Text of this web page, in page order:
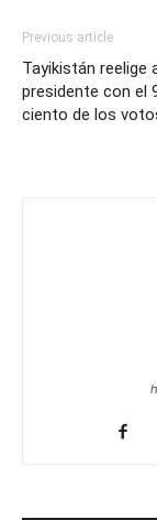
Previous article
Tayikistán reelige
presidente con el
ciento de los